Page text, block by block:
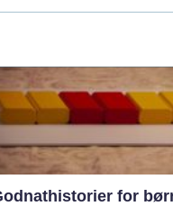
for